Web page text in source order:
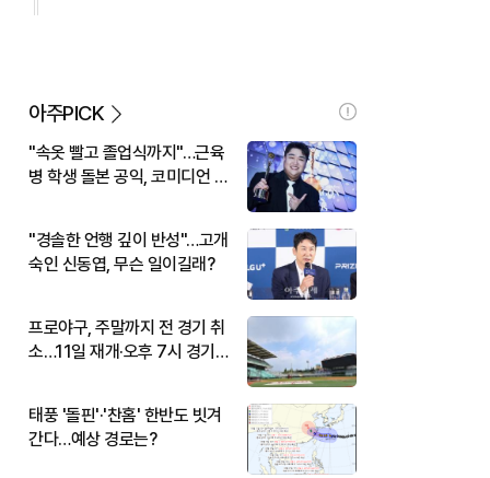
아주PICK
"속옷 빨고 졸업식까지"…근육
병 학생 돌본 공익, 코미디언 김
"경솔한 언행 깊이 반성"…고개
숙인 신동엽, 무슨 일이길래?
프로야구, 주말까지 전 경기 취
소…11일 재개·오후 7시 경기
태풍 '돌핀'·'찬홈' 한반도 빗겨
간다…예상 경로는?